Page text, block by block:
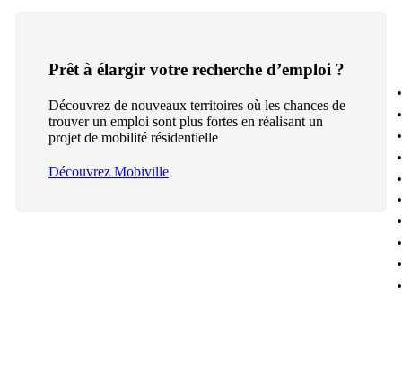
Prêt à élargir votre recherche d’emploi ?
Découvrez de nouveaux territoires où les chances de
trouver un emploi sont plus fortes en réalisant un
projet de mobilité résidentielle
Découvrez Mobiville